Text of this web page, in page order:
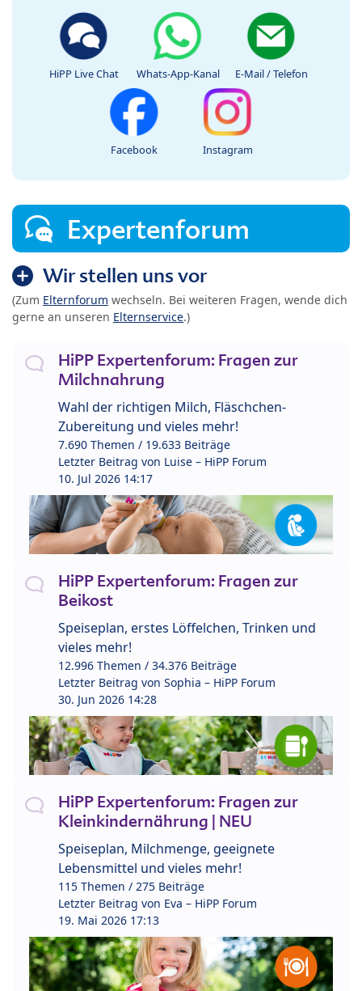
HiPP Live Chat Whats-App-Kanal E-Mail / Telefon
Facebook Instagram
Expertenforum
Wir stellen uns vor
(Zum Elternforum wechseln. Bei weiteren Fragen, wende dich
gerne an unseren Elternservice.)
HiPP Expertenforum: Fragen zur
Milchnahrung
Wahl der richtigen Milch, Fläschchen-
Zubereitung und vieles mehr!
7.690 Themen / 19.633 Beiträge
Letzter Beitrag von Luise – HiPP Forum
10. Jul 2026 14:17
HiPP Expertenforum: Fragen zur
Beikost
Speiseplan, erstes Löffelchen, Trinken und
vieles mehr!
12.996 Themen / 34.376 Beiträge
Letzter Beitrag von Sophia – HiPP Forum
30. Jun 2026 14:28
HiPP Expertenforum: Fragen zur
Kleinkindernährung | NEU
Speiseplan, Milchmenge, geeignete
Lebensmittel und vieles mehr!
115 Themen / 275 Beiträge
Letzter Beitrag von Eva – HiPP Forum
19. Mai 2026 17:13